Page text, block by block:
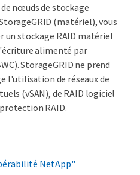
nœuds de stockage
(matériel), vous
un stockage RAID matériel
alimenté par
StorageGRID ne prend
l'utilisation de réseaux de
(vSAN), de RAID logiciel
RAID.
NetApp"